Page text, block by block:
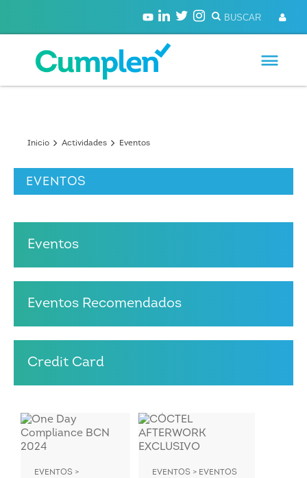
Inicio Actividades Eventos
EVENTOS
Eventos
Eventos Recomendados
Credit Card
EVENTOS >
EVENTOS > EVENTOS